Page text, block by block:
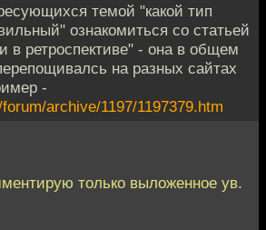
темой "какой тип
ознакомиться со статьей
в ретроспективе" - она в общем
на разных сайтах
-
archive/1197/1197379.htm
только выложенное ув.